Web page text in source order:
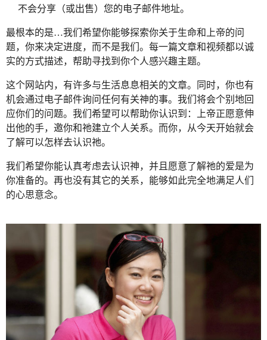
不会分享（或出售）您的电子邮件地址。
最根本的是…我们希望你能够探索你关于生命和上帝的问
题，你来决定进度，而不是我们。每一篇文章和视频都以诚
实的方式描述，帮助寻找到你个人感兴趣主题。
这个网站内，有许多与生活息息相关的文章。同时，你也有
机会通过电子邮件询问任何有关神的事。我们将会个别地回
应你们的问题。我们希望可以帮助你认识到：上帝正愿意伸
出他的手，邀你和祂建立个人关系。而你，从今天开始就会
了解可以怎样去认识祂。
我们希望你能认真考虑去认识神，并且愿意了解祂的爱是为
你准备的。再也没有其它的关系，能够如此完全地满足人们
的心思意念。